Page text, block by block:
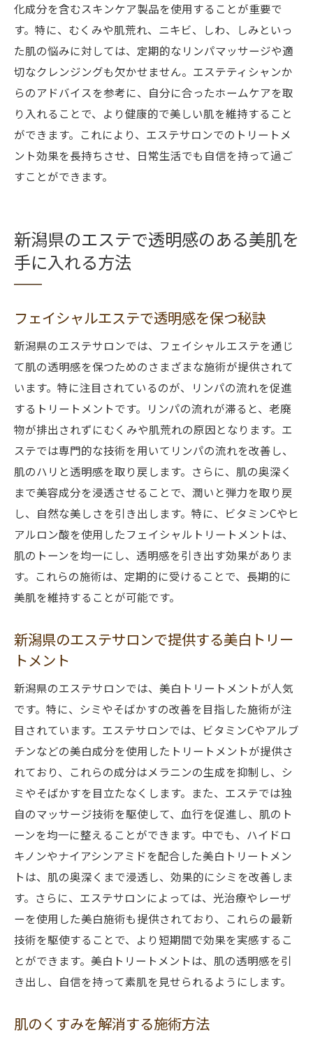
化成分を含むスキンケア製品を使用することが重要で
す。特に、むくみや肌荒れ、ニキビ、しわ、しみといっ
た肌の悩みに対しては、定期的なリンパマッサージや適
切なクレンジングも欠かせません。エステティシャンか
らのアドバイスを参考に、自分に合ったホームケアを取
り入れることで、より健康的で美しい肌を維持すること
ができます。これにより、エステサロンでのトリートメ
ント効果を長持ちさせ、日常生活でも自信を持って過ご
すことができます。
新潟県のエステで透明感のある美肌を
手に入れる方法
フェイシャルエステで透明感を保つ秘訣
新潟県のエステサロンでは、フェイシャルエステを通じ
て肌の透明感を保つためのさまざまな施術が提供されて
います。特に注目されているのが、リンパの流れを促進
するトリートメントです。リンパの流れが滞ると、老廃
物が排出されずにむくみや肌荒れの原因となります。エ
ステでは専門的な技術を用いてリンパの流れを改善し、
肌のハリと透明感を取り戻します。さらに、肌の奥深く
まで美容成分を浸透させることで、潤いと弾力を取り戻
し、自然な美しさを引き出します。特に、ビタミンCやヒ
アルロン酸を使用したフェイシャルトリートメントは、
肌のトーンを均一にし、透明感を引き出す効果がありま
す。これらの施術は、定期的に受けることで、長期的に
美肌を維持することが可能です。
新潟県のエステサロンで提供する美白トリー
トメント
新潟県のエステサロンでは、美白トリートメントが人気
です。特に、シミやそばかすの改善を目指した施術が注
目されています。エステサロンでは、ビタミンCやアルブ
チンなどの美白成分を使用したトリートメントが提供さ
れており、これらの成分はメラニンの生成を抑制し、シ
ミやそばかすを目立たなくします。また、エステでは独
自のマッサージ技術を駆使して、血行を促進し、肌のト
ーンを均一に整えることができます。中でも、ハイドロ
キノンやナイアシンアミドを配合した美白トリートメン
トは、肌の奥深くまで浸透し、効果的にシミを改善しま
す。さらに、エステサロンによっては、光治療やレーザ
ーを使用した美白施術も提供されており、これらの最新
技術を駆使することで、より短期間で効果を実感するこ
とができます。美白トリートメントは、肌の透明感を引
き出し、自信を持って素肌を見せられるようにします。
肌のくすみを解消する施術方法